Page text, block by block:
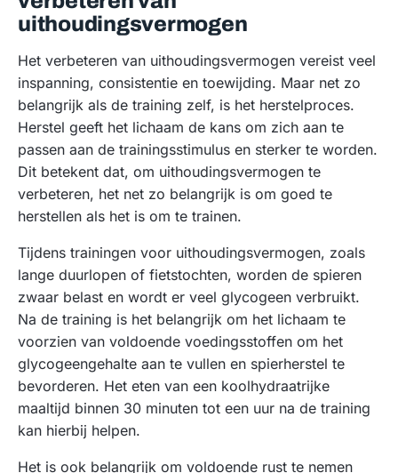
uithoudingsvermogen
Het verbeteren van uithoudingsvermogen vereist veel
inspanning, consistentie en toewijding. Maar net zo
belangrijk als de training zelf, is het herstelproces.
Herstel geeft het lichaam de kans om zich aan te
passen aan de trainingsstimulus en sterker te worden.
Dit betekent dat, om uithoudingsvermogen te
verbeteren, het net zo belangrijk is om goed te
herstellen als het is om te trainen.
Tijdens trainingen voor uithoudingsvermogen, zoals
lange duurlopen of fietstochten, worden de spieren
zwaar belast en wordt er veel glycogeen verbruikt.
Na de training is het belangrijk om het lichaam te
voorzien van voldoende voedingsstoffen om het
glycogeengehalte aan te vullen en spierherstel te
bevorderen. Het eten van een koolhydraatrijke
maaltijd binnen 30 minuten tot een uur na de training
kan hierbij helpen.
Het is ook belangrijk om voldoende rust te nemen